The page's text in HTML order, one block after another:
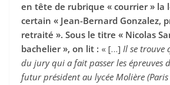
en tête de rubrique « courrier » la
certain « Jean-Bernard Gonzalez,
retraité ». Sous le titre « Nicolas
bachelier », on lit : « […] Il se trouve
du jury qui a fait passer les épreuves
futur président au lycée Molière (Paris